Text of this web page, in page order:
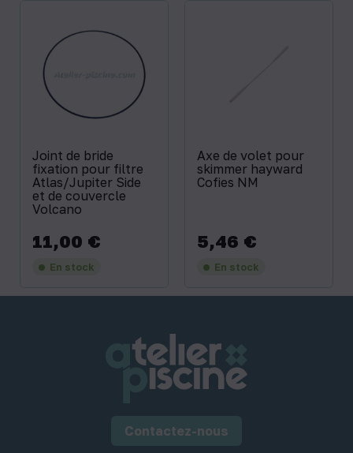
Joint de bride
fixation pour filtre
Atlas/Jupiter Side
et de couvercle
Volcano
Prix
11,00 €
En stock
Axe de volet pour
skimmer hayward
Cofies NM
Prix
5,46 €
En stock
Contactez-nous